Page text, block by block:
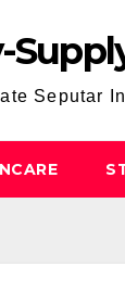
Seputar